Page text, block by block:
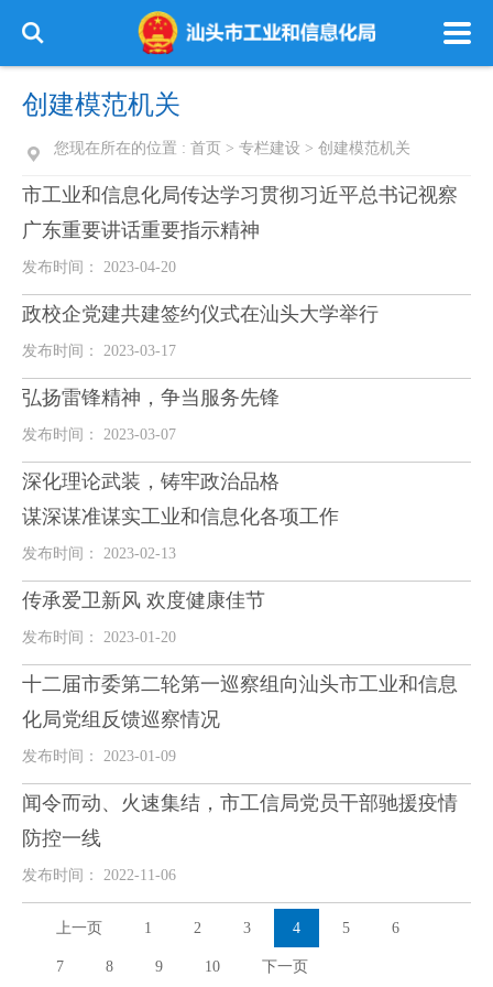
创建模范机关
您现在所在的位置 : 首页 > 专栏建设 > 创建模范机关
市工业和信息化局传达学习贯彻习近平总书记视察
广东重要讲话重要指示精神
发布时间： 2023-04-20
政校企党建共建签约仪式在汕头大学举行
发布时间： 2023-03-17
弘扬雷锋精神，争当服务先锋
发布时间： 2023-03-07
深化理论武装，铸牢政治品格
谋深谋准谋实工业和信息化各项工作
发布时间： 2023-02-13
传承爱卫新风 欢度健康佳节
发布时间： 2023-01-20
十二届市委第二轮第一巡察组向汕头市工业和信息
化局党组反馈巡察情况
发布时间： 2023-01-09
闻令而动、火速集结，市工信局党员干部驰援疫情
防控一线
发布时间： 2022-11-06
上一页 1 2 3 4 5 6
7 8 9 10 下一页